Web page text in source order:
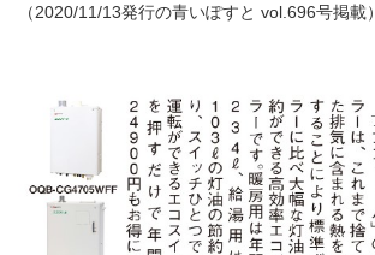
（2020/11/13発行の青いぽすと vol.696号掲載）